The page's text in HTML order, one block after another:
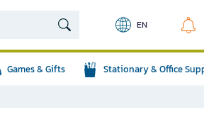
EN
Games & Gifts Stationary & Office